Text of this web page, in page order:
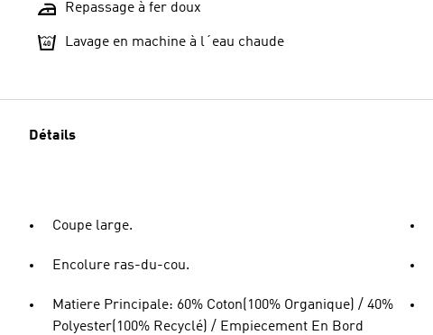
Repassage à fer doux
Lavage en machine à l´eau chaude
Détails
Coupe large.
Encolure ras-du-cou.
Matiere Principale: 60% Coton(100% Organique) / 40%
Polyester(100% Recyclé) / Empiecement En Bord